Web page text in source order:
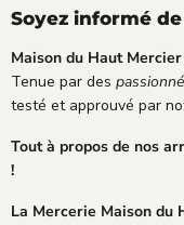
r
f
a
i
t
t
;
;
a
c
e
e
t
s
é
e
Soyez informé
Maison du Haut Mercier
Tenue par des
testé et approuvé par
Tout à propos de nos
!
La Mercerie Maison du